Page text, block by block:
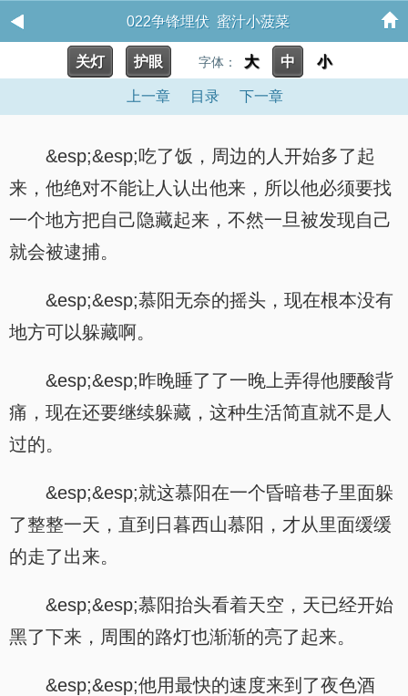
022争锋埋伏 蜜汁小菠菜
关灯 护眼 字体： 大 中 小
上一章 目录 下一章
&esp;&esp;吃了饭，周边的人开始多了起
来，他绝对不能让人认出他来，所以他必须要找
一个地方把自己隐藏起来，不然一旦被发现自己
就会被逮捕。
&esp;&esp;慕阳无奈的摇头，现在根本没有
地方可以躲藏啊。
&esp;&esp;昨晚睡了了一晚上弄得他腰酸背
痛，现在还要继续躲藏，这种生活简直就不是人
过的。
&esp;&esp;就这慕阳在一个昏暗巷子里面躲
了整整一天，直到日暮西山慕阳，才从里面缓缓
的走了出来。
&esp;&esp;慕阳抬头看着天空，天已经开始
黑了下来，周围的路灯也渐渐的亮了起来。
&esp;&esp;他用最快的速度来到了夜色酒